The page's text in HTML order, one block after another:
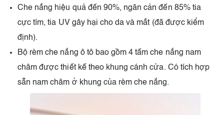
Che nắng hiệu quả đến 90%, ngăn cản đến 85% tia
cực tím, tia UV gây hại cho da và mắt (đã được kiểm
định).
Bộ rèm che nắng ô tô bao gồm 4 tấm che nắng nam
châm được thiết kế theo khung cánh cửa. Có tích hợp
sẵn nam châm ở khung của rèm che nắng.